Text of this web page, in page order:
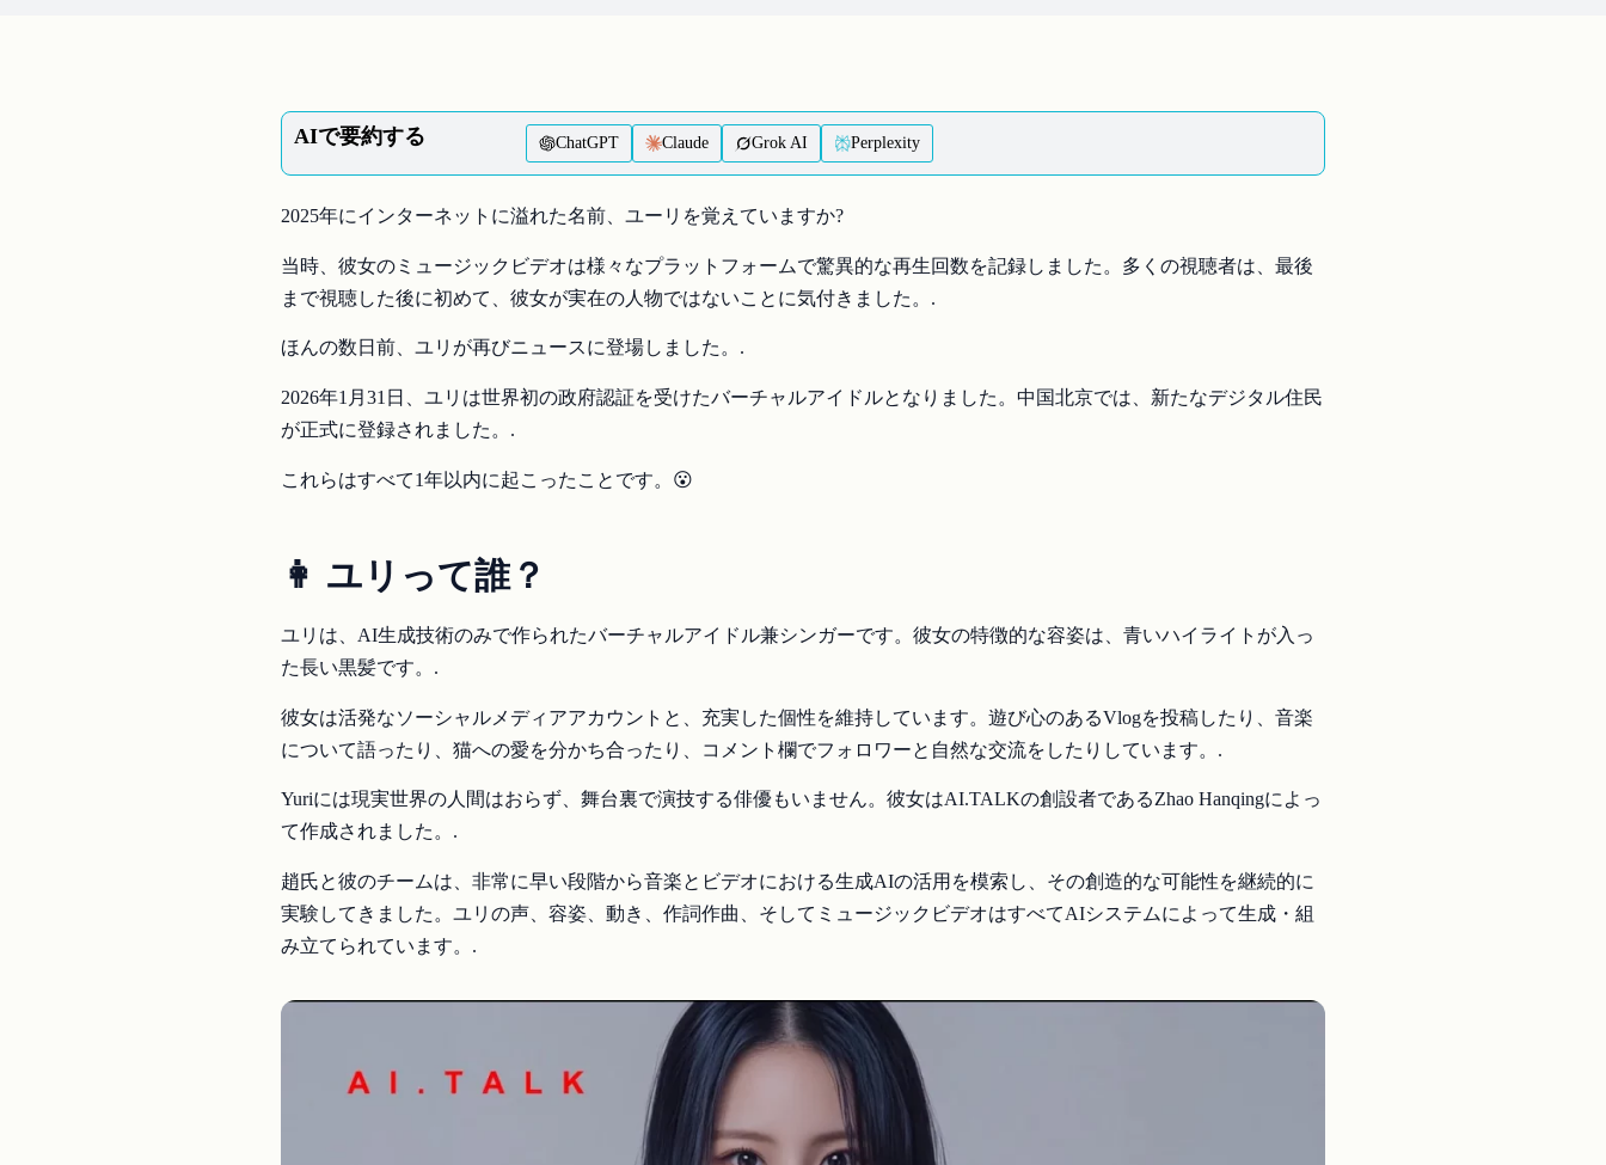
AIで要約する ChatGPT Claude Grok AI Perplexity
2025年にインターネットに溢れた名前、ユーリを覚えていますか?
当時、彼女のミュージックビデオは様々なプラットフォームで驚異的な再生回数を記録しました。多くの視聴者は、最後
まで視聴した後に初めて、彼女が実在の人物ではないことに気付きました。.
ほんの数日前、ユリが再びニュースに登場しました。.
2026年1月31日、ユリは世界初の政府認証を受けたバーチャルアイドルとなりました。中国北京では、新たなデジタル住民
が正式に登録されました。.
これらはすべて1年以内に起こったことです。😮
👩 ユリって誰？
ユリは、AI生成技術のみで作られたバーチャルアイドル兼シンガーです。彼女の特徴的な容姿は、青いハイライトが入っ
た長い黒髪です。.
彼女は活発なソーシャルメディアアカウントと、充実した個性を維持しています。遊び心のあるVlogを投稿したり、音楽
について語ったり、猫への愛を分かち合ったり、コメント欄でフォロワーと自然な交流をしたりしています。.
Yuriには現実世界の人間はおらず、舞台裏で演技する俳優もいません。彼女はAI.TALKの創設者であるZhao Hanqingによっ
て作成されました。.
趙氏と彼のチームは、非常に早い段階から音楽とビデオにおける生成AIの活用を模索し、その創造的な可能性を継続的に
実験してきました。ユリの声、容姿、動き、作詞作曲、そしてミュージックビデオはすべてAIシステムによって生成・組
み立てられています。.